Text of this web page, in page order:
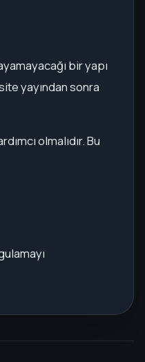
bir yapı
yayından sonra
olmalıdır. Bu